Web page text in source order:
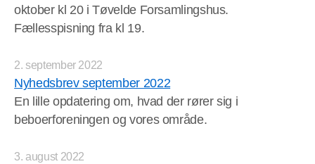
oktober kl 20 i Tøvelde Forsamlingshus.
Fællesspisning fra kl 19.
2. september 2022
Nyhedsbrev september 2022
En lille opdatering om, hvad der rører sig i
beboerforeningen og vores område.
3. august 2022